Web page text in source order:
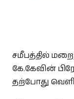
சமீபத்தில்
கே.கேவின்
தற்போது